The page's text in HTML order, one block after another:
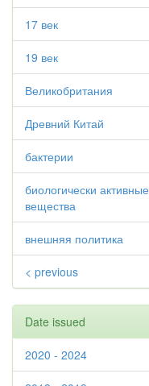
17 век
19 век
Великобритания
Древний Китай
бактерии
биологически активные
вещества
внешняя политика
< previous
Date issued
2020 - 2024